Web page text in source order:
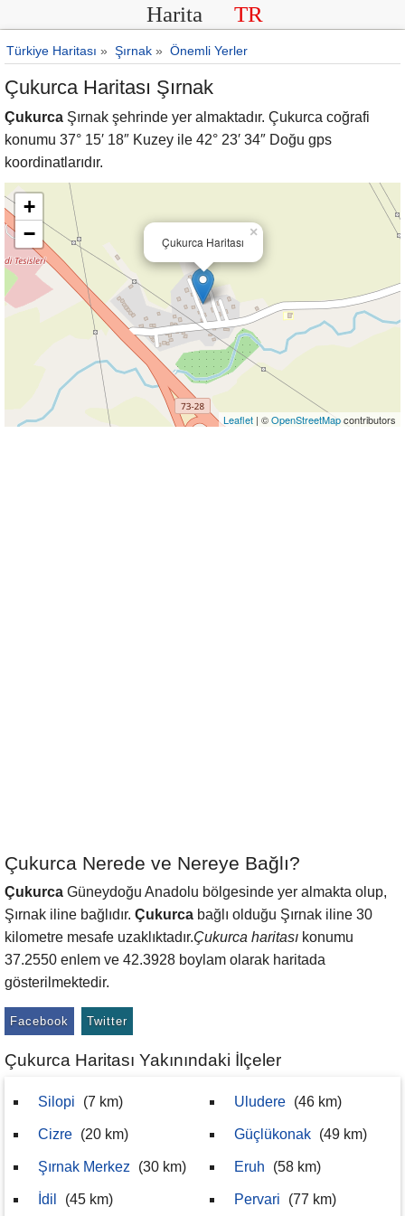
Harita TR
Türkiye Haritası » Şırnak » Önemli Yerler
Çukurca Haritası Şırnak
Çukurca Şırnak şehrinde yer almaktadır. Çukurca coğrafi
konumu 37° 15′ 18″ Kuzey ile 42° 23′ 34″ Doğu gps
koordinatlarıdır.
Çukurca Haritası
×
+
−
Leaflet | ©OpenStreetMapcontributors
Çukurca Nerede ve Nereye Bağlı?
Çukurca Güneydoğu Anadolu bölgesinde yer almakta olup,
Şırnak iline bağlıdır. Çukurca bağlı olduğu Şırnak iline 30
kilometre mesafe uzaklıktadır.Çukurca haritası konumu
37.2550 enlem ve 42.3928 boylam olarak haritada
gösterilmektedir.
Facebook Twitter
Çukurca Haritası Yakınındaki İlçeler
Silopi (7 km)
Cizre (20 km)
Şırnak Merkez (30 km)
İdil (45 km)
Uludere (46 km)
Güçlükonak (49 km)
Eruh (58 km)
Pervari (77 km)